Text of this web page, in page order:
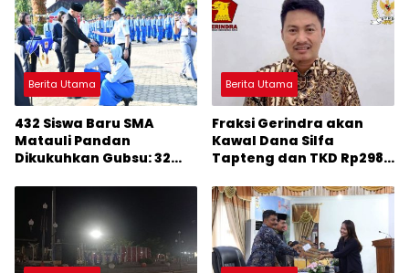
Berita Utama
432 Siswa Baru SMA
Matauli Pandan
Dikukuhkan Gubsu: 32
SDM Unggul
Berita Utama
Fraksi Gerindra akan
Kawal Dana Silfa
Tapteng dan TKD Rp298
Pekerjaan Pusat dan
Provinsi Diklaim Kerjaan
Tapteng